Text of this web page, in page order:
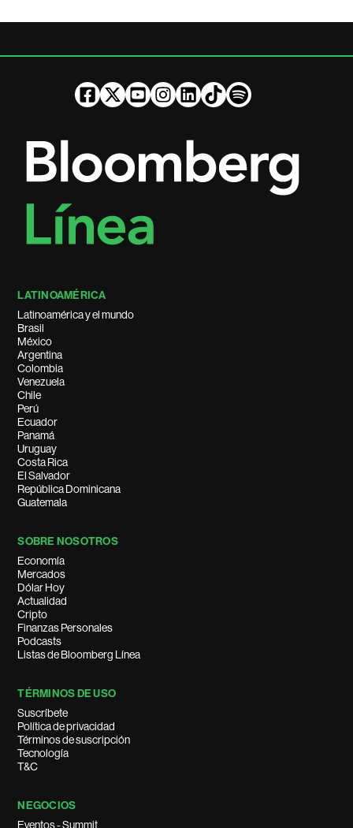
LATINOAMÉRICA
Latinoamérica y el mundo
Brasil
México
Argentina
Colombia
Venezuela
Chile
Perú
Ecuador
Panamá
Uruguay
Costa Rica
El Salvador
República Dominicana
Guatemala
SOBRE NOSOTROS
Economía
Mercados
Dólar Hoy
Actualidad
Cripto
Finanzas Personales
Podcasts
Listas de Bloomberg Línea
TÉRMINOS DE USO
Suscríbete
Política de privacidad
Términos de suscripción
Tecnología
T&C
NEGOCIOS
Eventos - Summit